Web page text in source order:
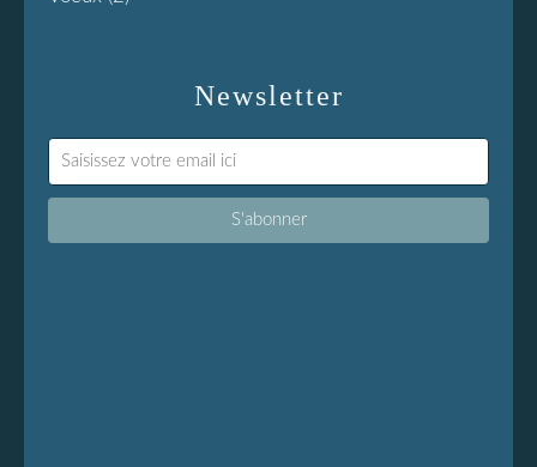
Newsletter